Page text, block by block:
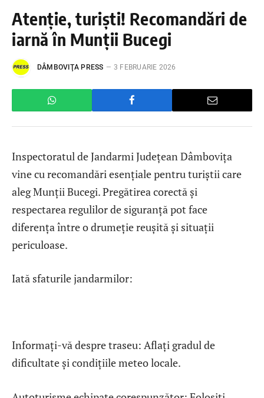
Atenție, turiști! Recomandări de
iarnă în Munții Bucegi
DÂMBOVIŢA PRESS 3 FEBRUARIE 2026
Inspectoratul de Jandarmi Județean Dâmbovița
vine cu recomandări esențiale pentru turiștii care
aleg Munții Bucegi. Pregătirea corectă și
respectarea regulilor de siguranță pot face
diferența între o drumeție reușită și situații
periculoase.
Iată sfaturile jandarmilor:
Informați-vă despre traseu: Aflați gradul de
dificultate și condițiile meteo locale.